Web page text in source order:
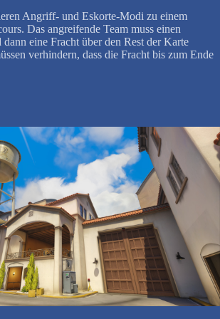
Angriff- und Eskorte-Modi zu einem
Das angreifende Team muss einen
eine Fracht über den Rest der Karte
verhindern, dass die Fracht bis zum Ende